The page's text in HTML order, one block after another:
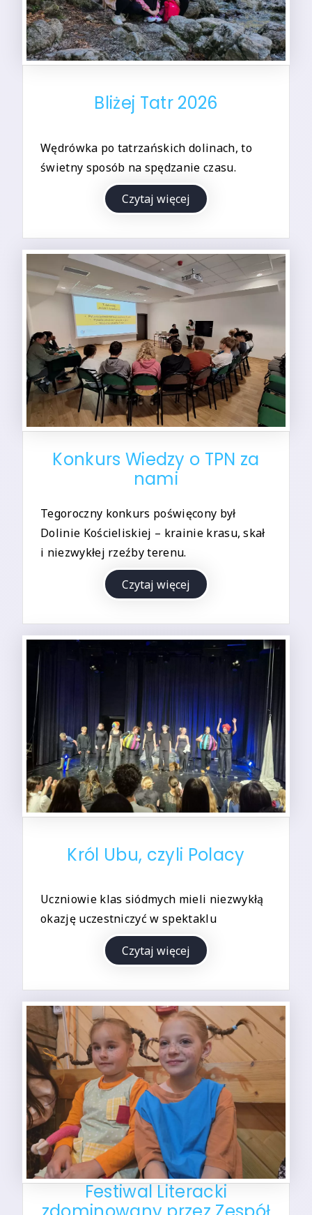
Bliżej Tatr 2026
Wędrówka po tatrzańskich dolinach, to
świetny sposób na spędzanie czasu.
Czytaj więcej
Konkurs Wiedzy o TPN za
nami
Tegoroczny konkurs poświęcony był
Dolinie Kościeliskiej – krainie krasu, skał
i niezwykłej rzeźby terenu.
Czytaj więcej
Król Ubu, czyli Polacy
Uczniowie klas siódmych mieli niezwykłą
okazję uczestniczyć w spektaklu
Czytaj więcej
Festiwal Literacki